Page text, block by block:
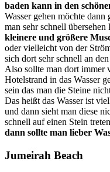
baden kann in den
Wasser gehen möchte
man sehr schnell übersehen
kleinere und größere
oder vielleicht von der
sich dort sehr schnell an
Also sollte man dort immer
Hotelstrand in das Wasser
sein das man die Steine
Das heißt das Wasser ist
und dann sieht man diese
schnell auf einen Stein
dann sollte man lieber
Jumeirah Beach